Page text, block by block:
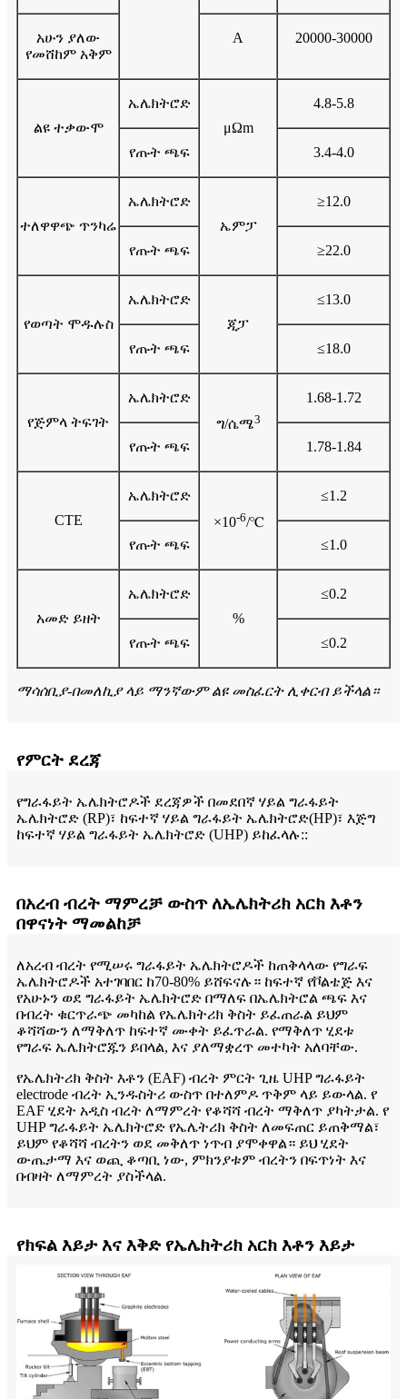
አሁን ያለው
የመሸከም አቅም
A 20000-30000
ልዩ ተቃውሞ
ኤሌክትሮድ
μΩm
4.8-5.8
የጡት ጫፍ 3.4-4.0
ተለዋዋጭ ጥንካሬ
ኤሌክትሮድ
ኤምፓ
≥12.0
የጡት ጫፍ ≥22.0
የወጣት ሞዱሉስ
ኤሌክትሮድ
ጂፓ
≤13.0
የጡት ጫፍ ≤18.0
የጅምላ ትፍገት
ኤሌክትሮድ
ግ/ሴሜ3
1.68-1.72
የጡት ጫፍ 1.78-1.84
CTE
ኤሌክትሮድ
×10-6/℃
≤1.2
የጡት ጫፍ ≤1.0
አመድ ይዘት
ኤሌክትሮድ
%
≤0.2
የጡት ጫፍ ≤0.2
ማሳሰቢያ-በመለኪያ ላይ ማንኛውም ልዩ መስፈርት ሊቀርብ ይችላል።
የምርት ደረጃ
የግራፋይት ኤሌክትሮዶች ደረጃዎች በመደበኛ ሃይል ግራፋይት
ኤሌክትሮድ (RP)፣ ከፍተኛ ሃይል ግራፋይት ኤሌክትሮድ(HP)፣ እጅግ
ከፍተኛ ሃይል ግራፋይት ኤሌክትሮድ (UHP) ይከፈላሉ::
በአረብ ብረት ማምረቻ ውስጥ ለኤሌክትሪክ አርክ እቶን
በዋናነት ማመልከቻ
ለአረብ ብረት የሚሠሩ ግራፋይት ኤሌክትሮዶች ከጠቅላላው የግራፍ
ኤሌክትሮዶች አተገባበር ከ70-80% ይሸፍናሉ። ከፍተኛ የቮልቴጅ እና
የአሁኑን ወደ ግራፋይት ኤሌክትሮድ በማለፍ በኤሌክትሮል ጫፍ እና
በብረት ቁርጥራጭ መካከል የኤሌክትሪክ ቅስት ይፈጠራል ይህም
ቆሻሻውን ለማቅለጥ ከፍተኛ ሙቀት ይፈጥራል. የማቅለጥ ሂደቱ
የግራፍ ኤሌክትሮጁን ይበላል, እና ያለማቋረጥ መተካት አለባቸው.
የኤሌክትሪክ ቅስት እቶን (EAF) ብረት ምርት ጊዜ UHP ግራፋይት
electrode ብረት ኢንዱስትሪ ውስጥ በተለምዶ ጥቅም ላይ ይውላል. የ
EAF ሂደት አዲስ ብረት ለማምረት የቆሻሻ ብረት ማቅለጥ ያካትታል. የ
UHP ግራፋይት ኤሌክትሮድ የኤሌትሪክ ቅስት ለመፍጠር ይጠቅማል፣
ይህም የቆሻሻ ብረትን ወደ መቅለጥ ነጥብ ያሞቀዋል። ይህ ሂደት
ውጤታማ እና ወጪ ቆጣቢ ነው, ምክንያቱም ብረትን በፍጥነት እና
በብዛት ለማምረት ያስችላል.
የክፍል እይታ እና እቅድ የኤሌክትሪክ አርክ እቶን እይታ